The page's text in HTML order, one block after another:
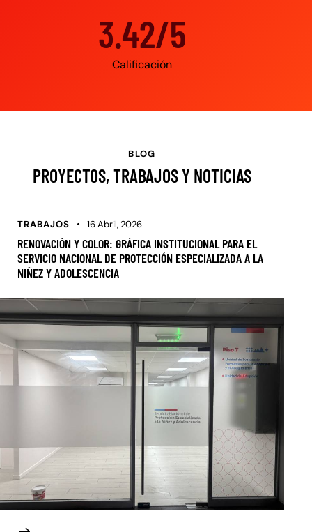
4.95/5
Calificación
BLOG
PROYECTOS, TRABAJOS Y NOTICIAS
TRABAJOS 16 Abril, 2026
RENOVACIÓN Y COLOR: GRÁFICA INSTITUCIONAL PARA EL
SERVICIO NACIONAL DE PROTECCIÓN ESPECIALIZADA A LA
NIÑEZ Y ADOLESCENCIA